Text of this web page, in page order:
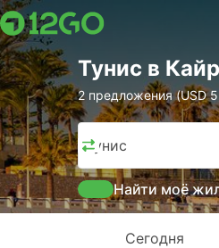
Тунис в
2 предложения (USD
Тунис
Найти моё
Сегодня